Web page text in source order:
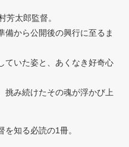
芳太郎監督。
備から公開後の興行に至るま
ていた姿と、あくなき好奇心
挑み続けたその魂が浮かび上
知る必読の1冊。